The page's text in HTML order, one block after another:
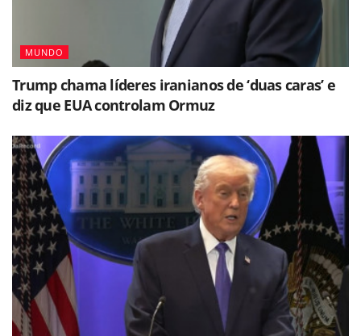
MUNDO
Trump chama líderes iranianos de ‘duas caras’ e
diz que EUA controlam Ormuz